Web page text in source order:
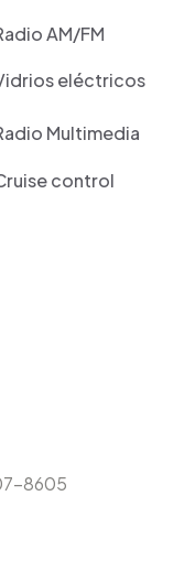
AM/FM
eléctricos
Multimedia
control
8605